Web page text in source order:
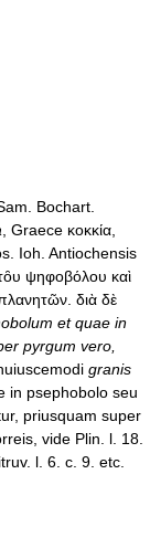
Bochart.
, Graece κοκκία,
Ioh. Antiochensis
τȏυ ψηφοβόλου καὶ
διὰ δὲ
et quae in
pyrgum vero,
granis
in psephobolo seu
priusquam super
vide Plin. l. 18.
l. 6. c. 9. etc.